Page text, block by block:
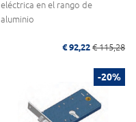
eléctrica en el rango de
aluminio
€ 92,22 € 115,28
-20%